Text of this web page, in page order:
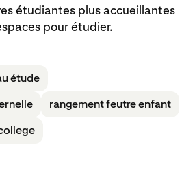
étudiantes plus accueillantes
pour étudier.
étude
rangement feutre enfant